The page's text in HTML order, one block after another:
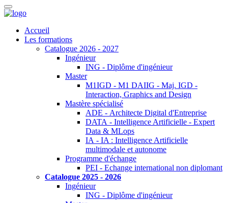
Accueil
Les formations
Catalogue 2026 - 2027
Ingénieur
ING - Diplôme d'ingénieur
Master
M1IGD - M1 DAIIG - Maj. IGD -
Interaction, Graphics and Design
Mastère spécialisé
ADE - Architecte Digital d'Entreprise
DATA - Intelligence Artificielle - Expert
Data & MLops
IA - IA : Intelligence Artificielle
multimodale et autonome
Programme d'échange
PEI - Echange international non diplomant
Catalogue 2025 - 2026
Ingénieur
ING - Diplôme d'ingénieur